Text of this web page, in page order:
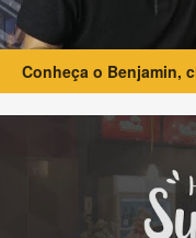
Conheça o Benjamin,